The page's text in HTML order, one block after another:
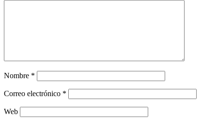
Nombre *
Correo electrónico *
Web